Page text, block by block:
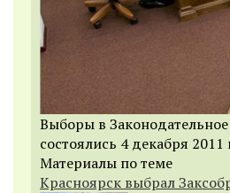
Выборы в
состоялись 4 декабря 2011
Материалы по теме
Красноярск выбрал